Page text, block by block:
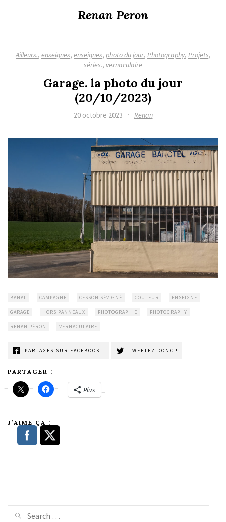
Renan Peron
Ailleurs., enseignes, enseignes, photo du jour, Photography, Projets,
séries., vernaculaire
Garage. la photo du jour
(20/10/2023)
20 octobre 2023 · Renan
BANAL CAMPAGNE CESSON SÉVIGNÉ COULEUR ENSEIGNE
GARAGE HORS PANNEAUX PHOTOGRAPHIE PHOTOGRAPHY
RENAN PÉRON VERNACULAIRE
PARTAGES SUR FACEBOOK ! TWEETEZ DONC !
PARTAGER :
Plus
J’AIME ÇA :